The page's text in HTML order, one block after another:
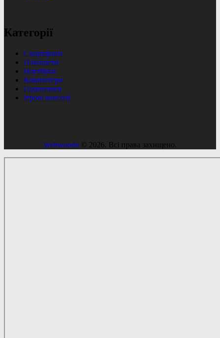
Категорії
Смартфони
Планшети
Ноутбуки
Компютери
Годинники
Ігрові консолі
Webwoodo © 2026. Всі права захищено.